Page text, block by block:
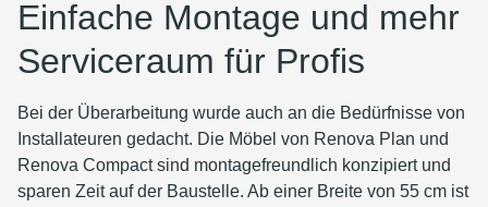
Einfache Montage und mehr
Serviceraum für Profis
Bei der Überarbeitung wurde auch an die Bedürfnisse von
Installateuren gedacht. Die Möbel von Renova Plan und
Renova Compact sind montagefreundlich konzipiert und
sparen Zeit auf der Baustelle. Ab einer Breite von 55 cm ist